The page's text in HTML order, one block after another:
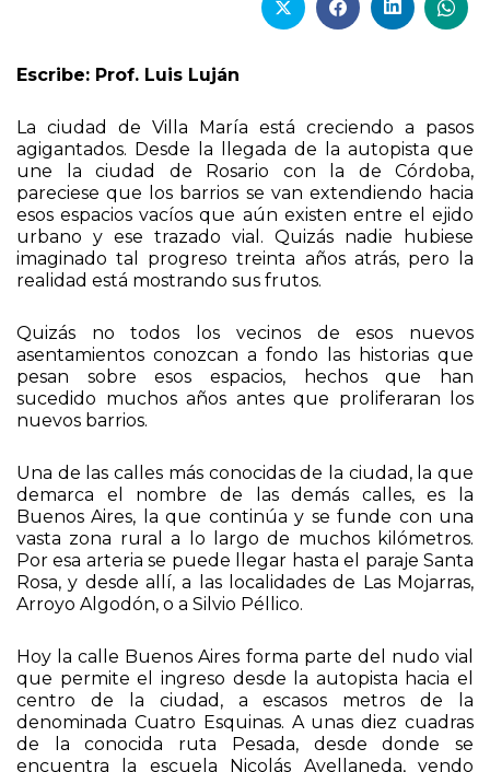
La ciudad de Villa María está creciendo a pasos
agigantados. Desde la llegada de la autopista que
une la ciudad de Rosario con la de Córdoba,
pareciese que los barrios se van extendiendo hacia
esos espacios vacíos que aún existen entre el ejido
urbano y ese trazado vial. Quizás nadie hubiese
Quizás no todos los vecinos de esos nuevos
asentamientos conozcan a fondo las historias que
pesan sobre esos espacios, hechos que han
Una de las calles más conocidas de la ciudad, la que
demarca el nombre de las demás calles, es la
Buenos Aires, la que continúa y se funde con una
vasta zona rural a lo largo de muchos kilómetros.
Por esa arteria se puede llegar hasta el paraje Santa
Rosa, y desde allí, a las localidades de Las Mojarras,
Hoy la calle Buenos Aires forma parte del nudo vial
que permite el ingreso desde la autopista hacia el
centro de la ciudad, a escasos metros de la
denominada Cuatro Esquinas. A unas diez cuadras